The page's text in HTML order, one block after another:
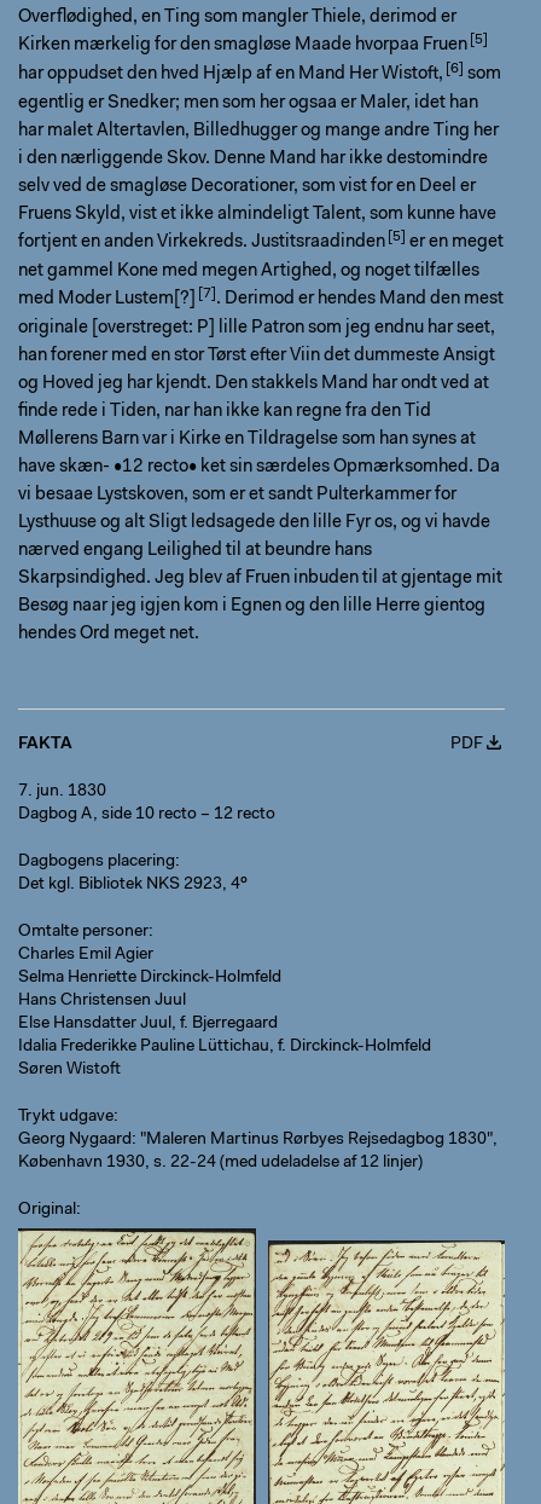
Overflødighed, en Ting som mangler Thiele, derimod er
Kirken mærkelig for den smagløse Maade hvorpaa Fruen
har oppudset den hved Hjælp af en Mand HerWistoft,
som
egentlig er Snedker; men som her ogsaa er Maler, idet han
har malet Altertavlen, Billedhugger og mange andre Ting her
i den nærliggende Skov. Denne Mand har ikke destomindre
selv ved de smagløse Decorationer, som vist for en Deel er
Fruens Skyld, vist et ikke almindeligt Talent, som kunne have
fortjent en anden Virkekreds. Justitsraadinden
er en meget
net gammel Kone med megen Artighed, og noget tilfælles
med Moder Lustem[?]
. Derimod er hendes Mand den mest
originale [overstreget: P] lille Patron som jeg endnu har seet,
han forener med en stor Tørst efter Viin det dummeste Ansigt
og Hoved jeg har kjendt. Den stakkels Mand har ondt ved at
finde rede i Tiden, nar han ikke kan regne fra den Tid
Møllerens Barn var i Kirke en Tildragelse som han synes at
have skæn- •12 recto• ket sin særdeles Opmærksomhed. Da
vi besaae Lystskoven, som er et sandt Pulterkammer for
Lysthuuse og alt Sligt ledsagede den lille Fyr os, og vi havde
nærved engang Leilighed til at beundre hans
Skarpsindighed. Jeg blev af Fruen inbuden til at gjentage mit
Besøg naar jeg igjen kom i Egnen og den lille Herre gientog
hendes Ord meget net.
FAKTA PDF
7. jun. 1830
Dagbog A, side 10 recto – 12 recto
Dagbogens placering
Det kgl. Bibliotek NKS 2923, 4º
Omtalte personer
Charles Emil Agier
Selma Henriette Dirckinck-Holmfeld
Hans Christensen Juul
Else Hansdatter Juul, f. Bjerregaard
Idalia Frederikke Pauline Lüttichau, f. Dirckinck-Holmfeld
Søren Wistoft
Trykt udgave
Georg Nygaard: "Maleren Martinus Rørbyes Rejsedagbog 1830",
København 1930, s. 22-24 (med udeladelse af 12 linjer)
Original